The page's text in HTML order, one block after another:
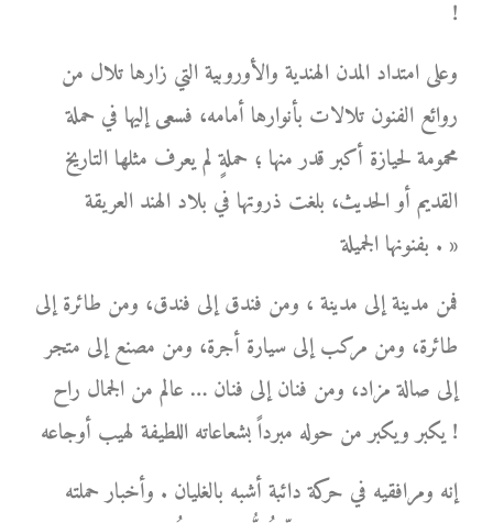
!
وعلى امتداد المدن الهندية والأوروبية التي زارها تلال من
روائع الفنون تلالات بأنوارها أمامه، فسعى إليها في حملة
محمومة لحيازة أكبر قدر منها ؛ حملةٍ لم يعرف مثلها التاريخ
القديم أو الحديث، بلغت ذروتها في بلاد الهند العريقة
بفنونها الجميلة . »
فمن مدينة إلى مدينة ، ومن فندق إلى فندق، ومن طائرة إلى
طائرة، ومن مركب إلى سيارة أجرة، ومن مصنع إلى متجر
إلى صالة مزاد، ومن فنان إلى فنان … عالم من الجمال راح
يكبر ويكبر من حوله مبرداً بشعاعاته اللطيفة لهيب أوجاعه !
إنه ومرافقيه في حركة دائبة أشبه بالغليان . وأخبار حملته